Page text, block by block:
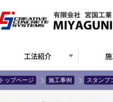
工法紹介
トップページ 施工事例 スタンプ